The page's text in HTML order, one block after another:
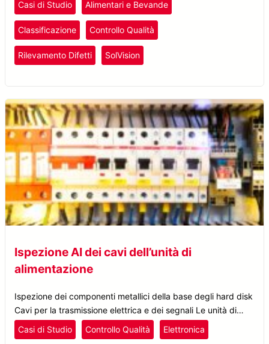
e il controllo qualità.
Casi di Studio Alimentari e Bevande
Classificazione Controllo Qualità
Rilevamento Difetti SolVision
Ispezione AI dei cavi dell’unità di
alimentazione
Ispezione dei componenti metallici della base degli hard disk
Cavi per la trasmissione elettrica e dei segnali Le unità di
alimentazione (PSU) come i raddrizzatori, gli inverter e i
trasformatori vengono utilizzate per convertire l’energia
Casi di Studio Controllo Qualità Elettronica